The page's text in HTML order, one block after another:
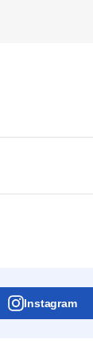
Instagram